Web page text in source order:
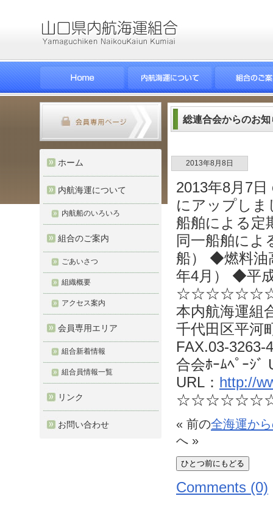
ホーム
内航海運について
内航船のいろいろ
組合のご案内
ごあいさつ
組織概要
アクセス案内
会員専用エリア
組合新着情報
組合員情報一覧
リンク
お問い合わせ
総連合会からのお知
2013年8月8日
2013年8月7
にアップし
船舶による定
同一船舶によ
船） ◆燃料油
年4月） ◆平
本内航海運
千代田区平河
FAX.03-3263-
合会ﾎｰﾑﾍﾟｰｼﾞ
URL： http://
« 前の全海運か
へ »
Comments (0)